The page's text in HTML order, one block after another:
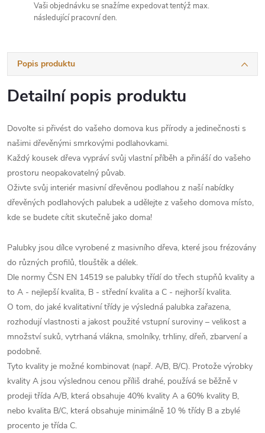
Vaši objednávku se snažíme expedovat tentýž max.
následující pracovní den.
Popis produktu
Detailní popis produktu
Dovolte si přivést do vašeho domova kus přírody a jedinečnosti s
našimi dřevěnými smrkovými podlahovkami.
Každý kousek dřeva vypráví svůj vlastní příběh a přináší do vašeho
prostoru neopakovatelný půvab.
Oživte svůj interiér masivní dřevěnou podlahou z naší nabídky
dřevěných podlahových palubek a udělejte z vašeho domova místo,
kde se budete cítit skutečně jako doma!
Palubky jsou dílce vyrobené z masivního dřeva, které jsou frézovány
do různých profilů, tlouštěk a délek.
Dle normy ČSN EN 14519 se palubky třídí do třech stupňů kvality a
to A - nejlepší kvalita, B - střední kvalita a C - nejhorší kvalita.
O tom, do jaké kvalitativní třídy je výsledná palubka zařazena,
rozhodují vlastnosti a jakost použité vstupní suroviny – velikost a
množství suků, vytrhaná vlákna, smolníky, trhliny, dřeň, zbarvení a
podobně.
Tyto kvality je možné kombinovat (např. A/B, B/C). Protože výrobky
kvality A jsou výslednou cenou příliš drahé, používá se běžně v
prodeji třída A/B, která obsahuje 40% kvality A a 60% kvality B,
nebo kvalita B/C, která obsahuje minimálně 10 % třídy B a zbylé
procento je třída C.